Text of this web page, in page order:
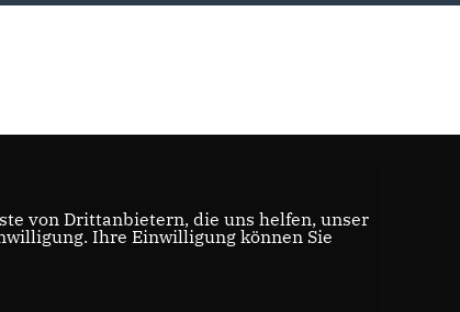
von Drittanbietern, die uns helfen, unser
Ihre Einwilligung können Sie